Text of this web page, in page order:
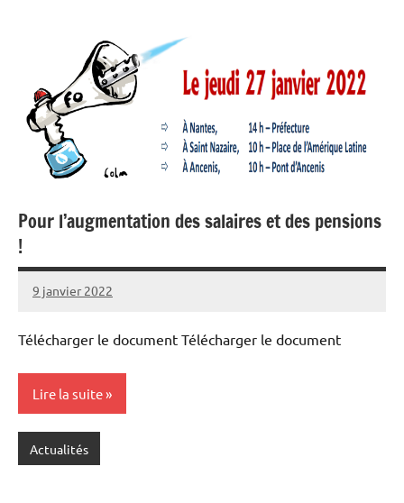
Pour l’augmentation des salaires et des pensions
!
9 janvier 2022
SNFOLC44
Télécharger le document Télécharger le document
Lire la suite
Actualités